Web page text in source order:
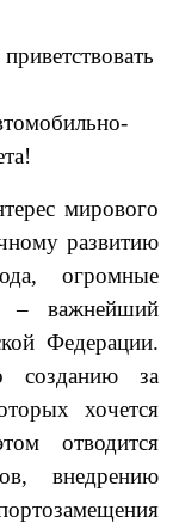
мирового
развитию
огромные
– важнейший
Федерации.
созданию за
хочется
отводится
внедрению